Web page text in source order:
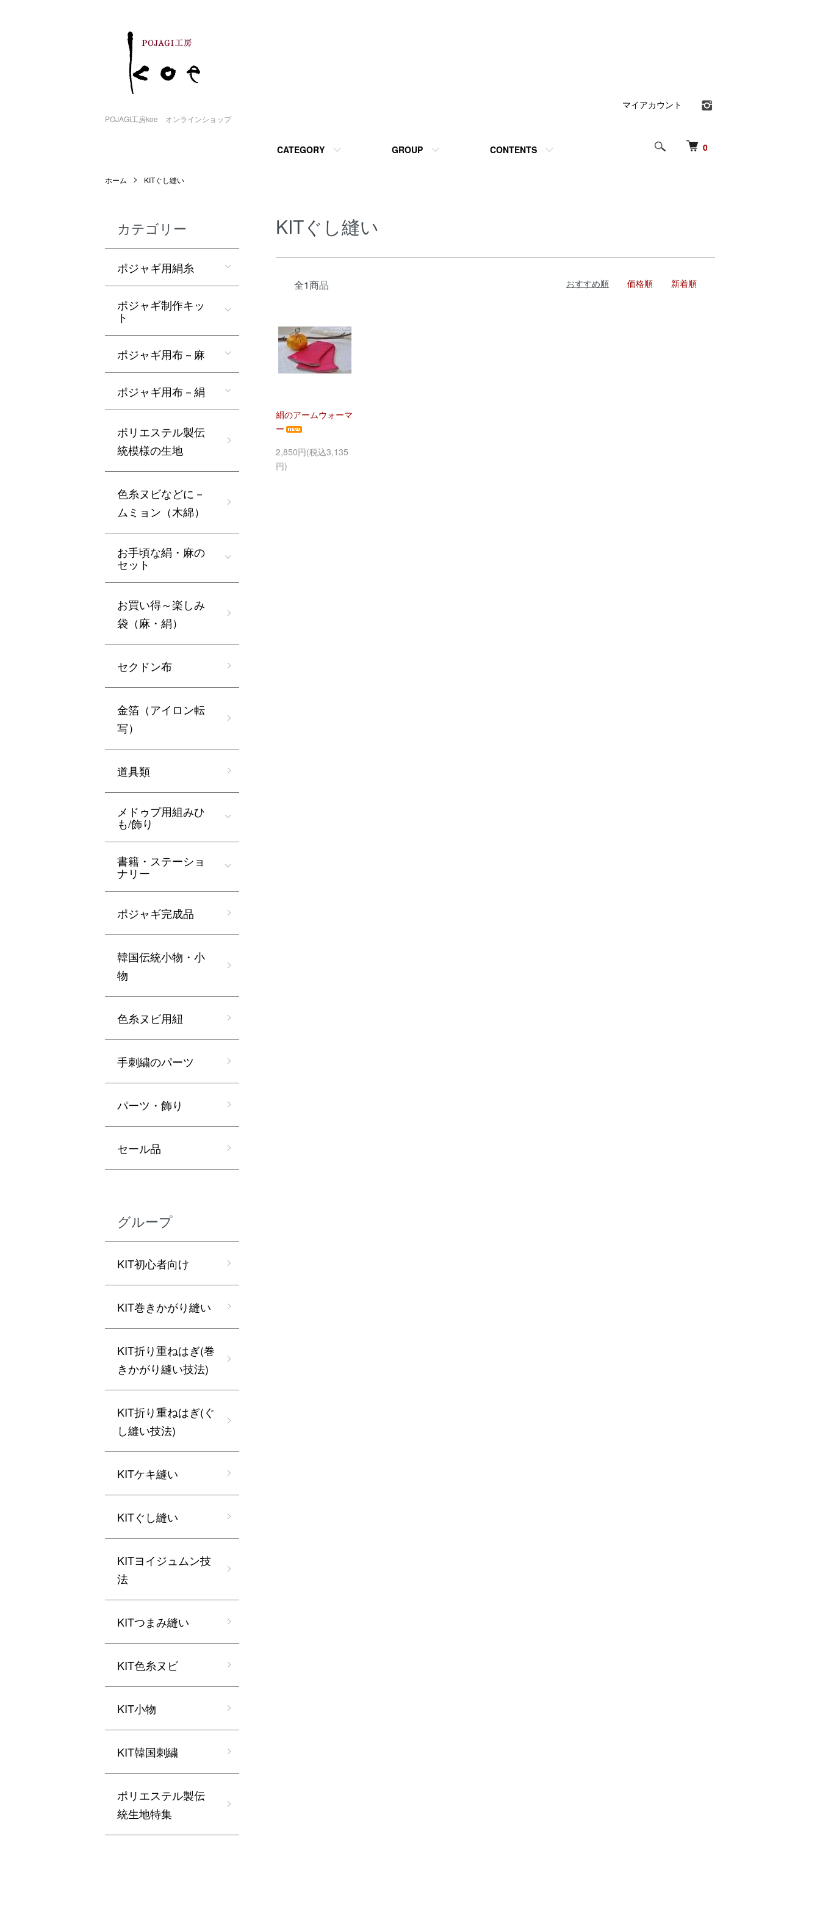
POJAGI工房koe オンラインショップ
0
CATEGORY GROUP CONTENTS
マイアカウント
ホーム KITぐし縫い
KITぐし縫い
全1商品 おすすめ順 価格順 新着順
絹のアームウォーマ
ー
2,850円(税込3,135
円)
カテゴリー
ポジャギ用絹糸
ポジャギ制作キッ
ト
ポジャギ用布－麻
ポジャギ用布－絹
ポリエステル製伝
統模様の生地
色糸ヌビなどに－
ムミョン（木綿）
お手頃な絹・麻の
セット
お買い得～楽しみ
袋（麻・絹）
セクドン布
金箔（アイロン転
写）
道具類
メドゥプ用組みひ
も/飾り
書籍・ステーショ
ナリー
ポジャギ完成品
韓国伝統小物・小
物
色糸ヌビ用紐
手刺繍のパーツ
パーツ・飾り
セール品
グループ
KIT初心者向け
KIT巻きかがり縫い
KIT折り重ねはぎ(巻
きかがり縫い技法)
KIT折り重ねはぎ(ぐ
し縫い技法)
KITケキ縫い
KITぐし縫い
KITヨイジュムン技
法
KITつまみ縫い
KIT色糸ヌビ
KIT小物
KIT韓国刺繍
ポリエステル製伝
統生地特集